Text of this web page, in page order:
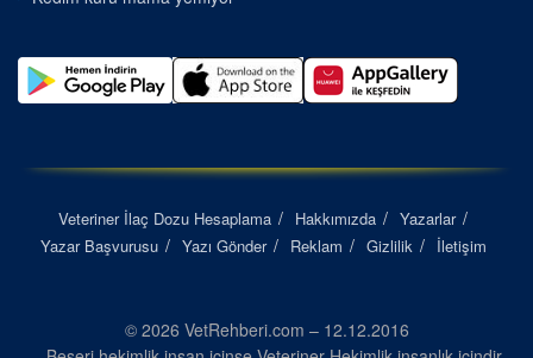
Veteriner İlaç Dozu Hesaplama Hakkımızda
Yazarlar
Yazar Başvurusu
Yazı Gönder Reklam Gizlilik İletişim
© 2026 VetRehberi.com – 12.12.2016